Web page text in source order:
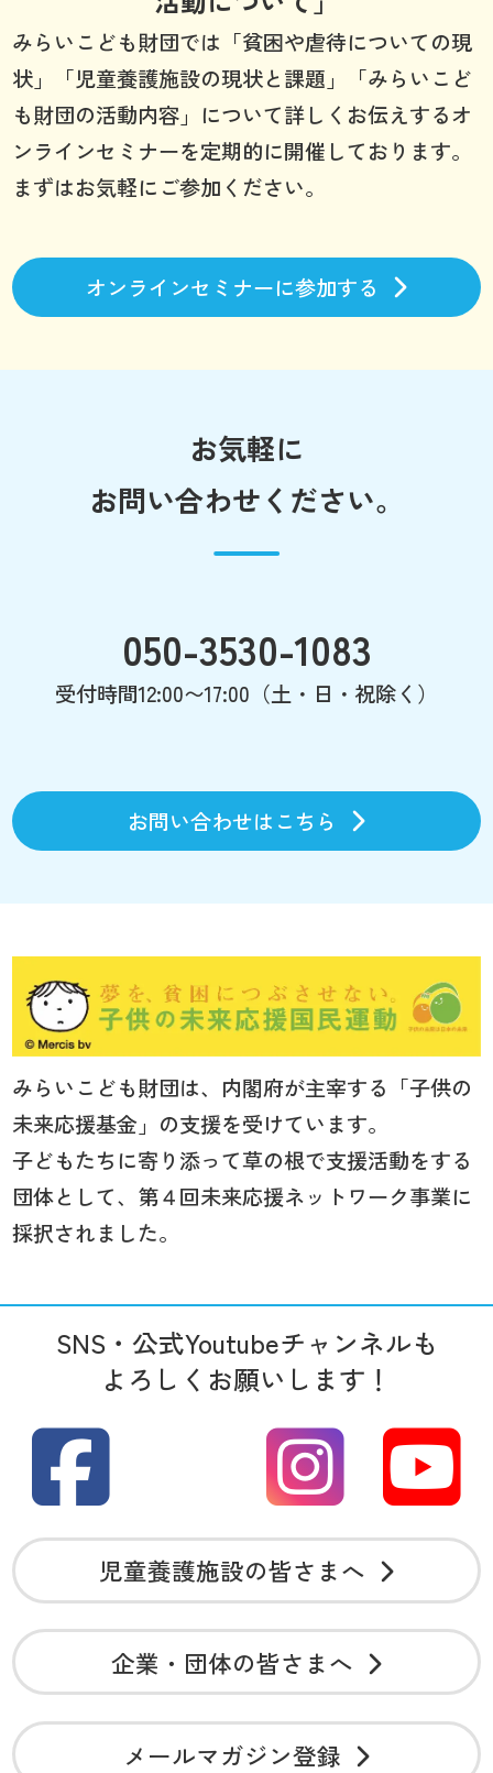
みらいこども財団では「貧困や虐待についての現
状」「児童養護施設の現状と課題」「みらいこど
も財団の活動内容」について詳しくお伝えするオ
ンラインセミナーを定期的に開催しております。
まずはお気軽にご参加ください。
オンラインセミナーに参加する
お気軽に
お問い合わせください。
050-3530-1083
受付時間12:00〜17:00（土・日・祝除く）
お問い合わせはこちら
みらいこども財団は、内閣府が主宰する「子供の
未来応援基金」の支援を受けています。
子どもたちに寄り添って草の根で支援活動をする
団体として、第４回未来応援ネットワーク事業に
採択されました。
SNS・公式Youtubeチャンネルも
よろしくお願いします！
児童養護施設の皆さまへ
企業・団体の皆さまへ
メールマガジン登録